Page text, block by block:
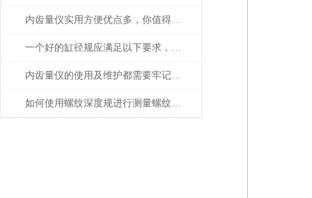
内齿量仪实用方便优点多，你值得拥有
一个好的缸径规应满足以下要求，选择时要注意了
内齿量仪的使用及维护都需要牢记注意事项才行
如何使用螺纹深度规进行测量螺纹深度？